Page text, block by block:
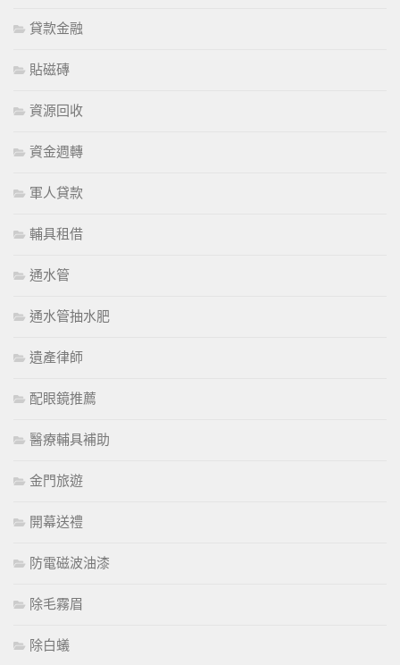
貸款金融
貼磁磚
資源回收
資金週轉
軍人貸款
輔具租借
通水管
通水管抽水肥
遺產律師
配眼鏡推薦
醫療輔具補助
金門旅遊
開幕送禮
防電磁波油漆
除毛霧眉
除白蟻